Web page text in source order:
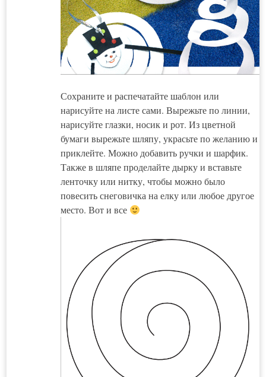
Сохраните и распечатайте шаблон или
нарисуйте на листе сами. Вырежьте по линии,
нарисуйте глазки, носик и рот. Из цветной
бумаги вырежьте шляпу, украсьте по желанию и
приклейте. Можно добавить ручки и шарфик.
Также в шляпе проделайте дырку и вставьте
ленточку или нитку, чтобы можно было
повесить снеговичка на елку или любое другое
место. Вот и все